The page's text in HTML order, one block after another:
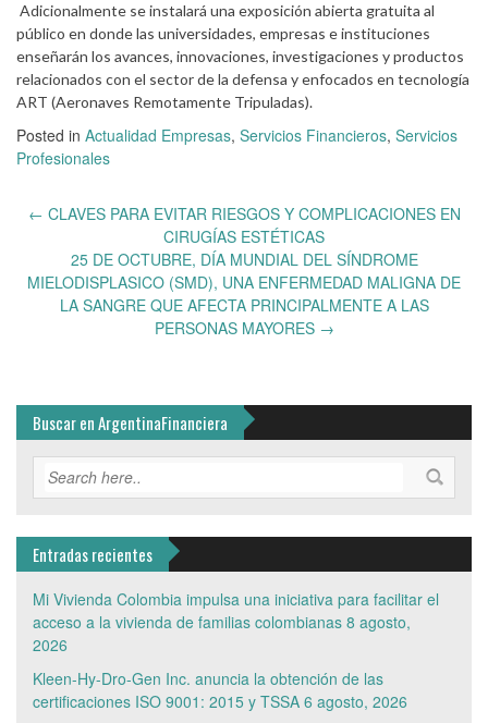
Adicionalmente se instalará una exposición abierta gratuita al
público en donde las universidades, empresas e instituciones
enseñarán los avances, innovaciones, investigaciones y productos
relacionados con el sector de la defensa y enfocados en tecnología
ART (Aeronaves Remotamente Tripuladas).
Posted in Actualidad Empresas, Servicios Financieros, Servicios
Profesionales
Post
← CLAVES PARA EVITAR RIESGOS Y COMPLICACIONES EN
CIRUGÍAS ESTÉTICAS
25 DE OCTUBRE, DÍA MUNDIAL DEL SÍNDROME
MIELODISPLASICO (SMD), UNA ENFERMEDAD MALIGNA DE
LA SANGRE QUE AFECTA PRINCIPALMENTE A LAS
PERSONAS MAYORES →
Buscar en ArgentinaFinanciera
Entradas recientes
Mi Vivienda Colombia impulsa una iniciativa para facilitar el
acceso a la vivienda de familias colombianas 8 agosto,
2026
Kleen-Hy-Dro-Gen Inc. anuncia la obtención de las
certificaciones ISO 9001: 2015 y TSSA 6 agosto, 2026